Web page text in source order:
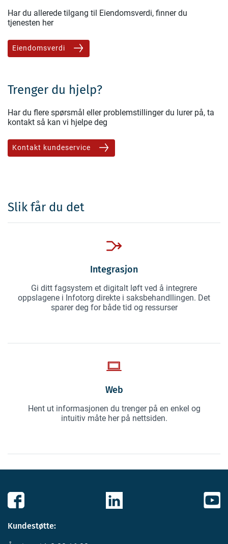
Har du allerede tilgang til Eiendomsverdi, finner du
tjenesten her
Eiendomsverdi
Trenger du hjelp?
Har du flere spørsmål eller problemstillinger du lurer på, ta
kontakt så kan vi hjelpe deg
Kontakt kundeservice
Slik får du det
Integrasjon
Gi ditt fagsystem et digitalt løft ved å integrere
oppslagene i Infotorg direkte i saksbehandllingen. Det
sparer deg for både tid og ressurser
Web
Hent ut informasjonen du trenger på en enkel og
intuitiv måte her på nettsiden.
Kundestøtte: